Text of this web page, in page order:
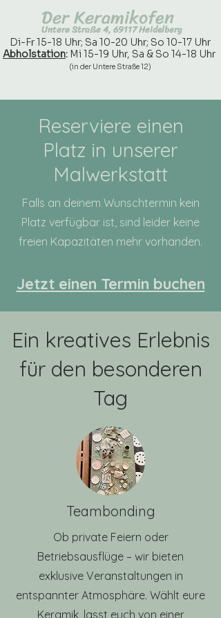
Der Keramikofen
Untere Straße 4, 69117 Heidelberg
Di-Fr 15-18 Uhr; Sa 10-20 Uhr; So 10-17 Uhr
Abholstation: Mi 15-19 Uhr, Sa & So 14-18 Uhr
(in der Untere Straße 12)
Reserviere einen
Platz in unserer
Malwerkstatt
Falls an deinem Wunschtermin kein
Platz verfügbar ist, sind leider keine
freien Kapazitäten mehr vorhanden.
Jetzt einen Termin buchen
Ein kreatives Erlebnis
für den besonderen
Tag
Teambonding
Ob private Feiern oder
Betriebsausflüge – wir bieten
exklusive Veranstaltungen in
entspannter Atmosphäre. Wählt eure
Keramik, lasst euch von einer